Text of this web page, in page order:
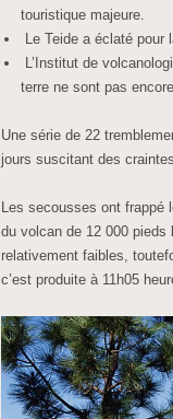
touristique majeure.
Le Teide a éclaté pour
L’Institut de
terre ne sont pas
Une série de 22
jours suscitant des
Les secousses ont
du volcan de 12 000
relativement faibles,
c’est produite à 11h05